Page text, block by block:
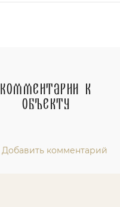
Комментарии к
объекту
Добавить комментарий